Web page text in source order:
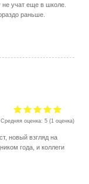
учат еще в школе.
раньше.
Средняя оценка:5 (1 оценка)
новый взгляд на
года, и коллеги